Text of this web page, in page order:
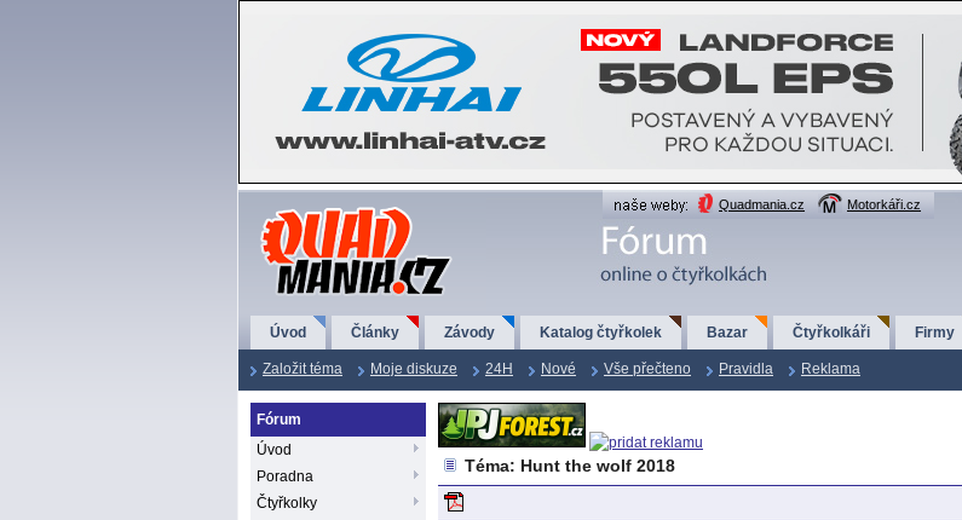
QuadMania.cz Quadmania.cz
Motorkáři.cz
Úvod Články Závody Katalog čtyřkolek Bazar Čtyřkolkáři Firmy
Založit téma Moje diskuze 24H Nové Vše přečteno Pravidla Reklama
Fórum
Úvod
Poradna
Čtyřkolky
Téma: Hunt the wolf 2018